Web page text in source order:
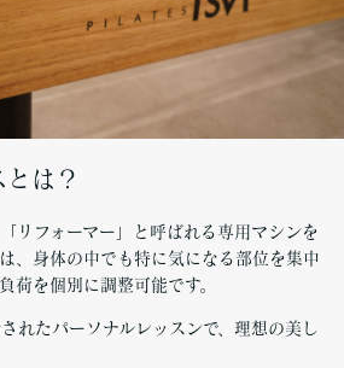
は？
リフォーマー」と呼ばれる専用マシンを
、身体の中でも特に気になる部位を集中
荷を個別に調整可能です。
れたパーソナルレッスンで、理想の美し